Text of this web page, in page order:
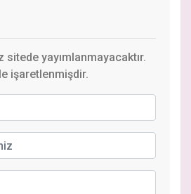
sitede yayımlanmayacaktır.
işaretlenmişdir.